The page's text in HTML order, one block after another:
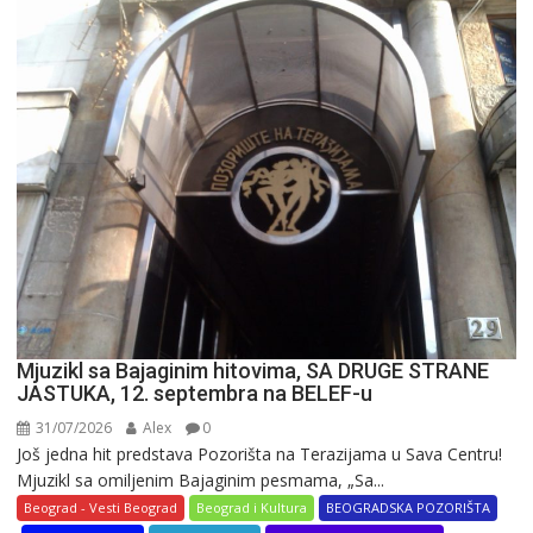
slon
postao
najveća
reklama
u
varoši
Mjuzikl sa Bajaginim hitovima, SA DRUGE STRANE
JASTUKA, 12. septembra na BELEF-u
31/07/2026 Alex 0
Još jedna hit predstava Pozorišta na Terazijama u Sava Centru!
Mjuzikl sa omiljenim Bajaginim pesmama, „Sa...
Beograd - Vesti Beograd Beograd i Kultura
BEOGRADSKA POZORIŠTA